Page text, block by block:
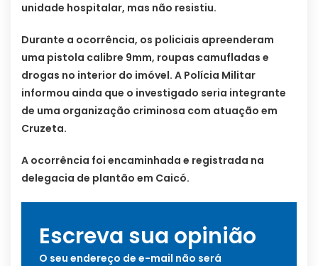
unidade hospitalar, mas não resistiu.
Durante a ocorrência, os policiais apreenderam
uma pistola calibre 9mm, roupas camufladas e
drogas no interior do imóvel. A Polícia Militar
informou ainda que o investigado seria integrante
de uma organização criminosa com atuação em
Cruzeta.
A ocorrência foi encaminhada e registrada na
delegacia de plantão em Caicó.
Escreva sua opinião
O seu endereço de e-mail não será